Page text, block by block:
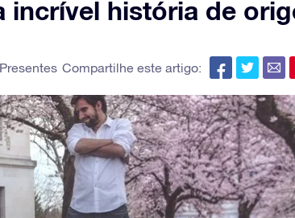
incrível história de
Presentes Compartilhe este artigo: